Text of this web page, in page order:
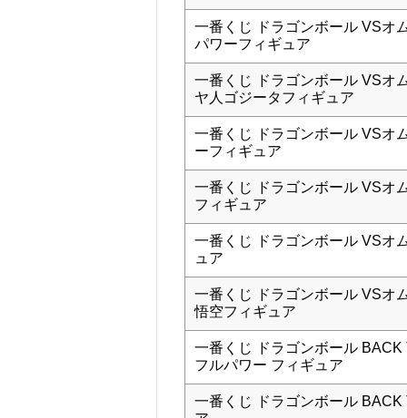
一番くじ ドラゴンボール VSオ
パワーフィギュア
一番くじ ドラゴンボール VSオ
ヤ人ゴジータフィギュア
一番くじ ドラゴンボール VSオ
ーフィギュア
一番くじ ドラゴンボール VSオ
フィギュア
一番くじ ドラゴンボール VSオ
ュア
一番くじ ドラゴンボール VSオ
悟空フィギュア
一番くじ ドラゴンボール
フルパワー フィギュア
一番くじ ドラゴンボール